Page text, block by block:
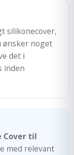
silikonecover,
ønsker noget
det i
inden
Cover til
med relevant